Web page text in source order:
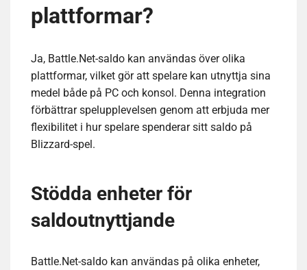
plattformar?
Ja, Battle.Net-saldo kan användas över olika
plattformar, vilket gör att spelare kan utnyttja sina
medel både på PC och konsol. Denna integration
förbättrar spelupplevelsen genom att erbjuda mer
flexibilitet i hur spelare spenderar sitt saldo på
Blizzard-spel.
Stödda enheter för
saldoutnyttjande
Battle.Net-saldo kan användas på olika enheter,